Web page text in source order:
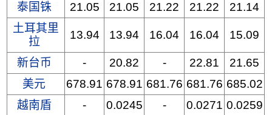
泰国铢
21.05 21.05 21.22 21.22
21.14
土耳其里
拉
13.94 13.94 16.04 16.04 15.09
新台币 - 20.82 - 22.81
21.65
美元
678.91 678.91 681.76 681.76 685.02
越南盾
- 0.0245 - 0.0271 0.0259